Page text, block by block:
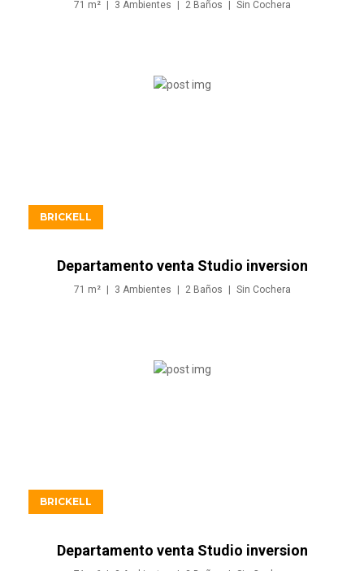
71 m² 3 Ambientes 2Baños Sin Cochera
BRICKELL
Departamento venta Studio inversion
en Brickell Miami
71 m² 3 Ambientes 2Baños Sin Cochera
BRICKELL
Departamento venta Studio inversion
en Brickell Miami